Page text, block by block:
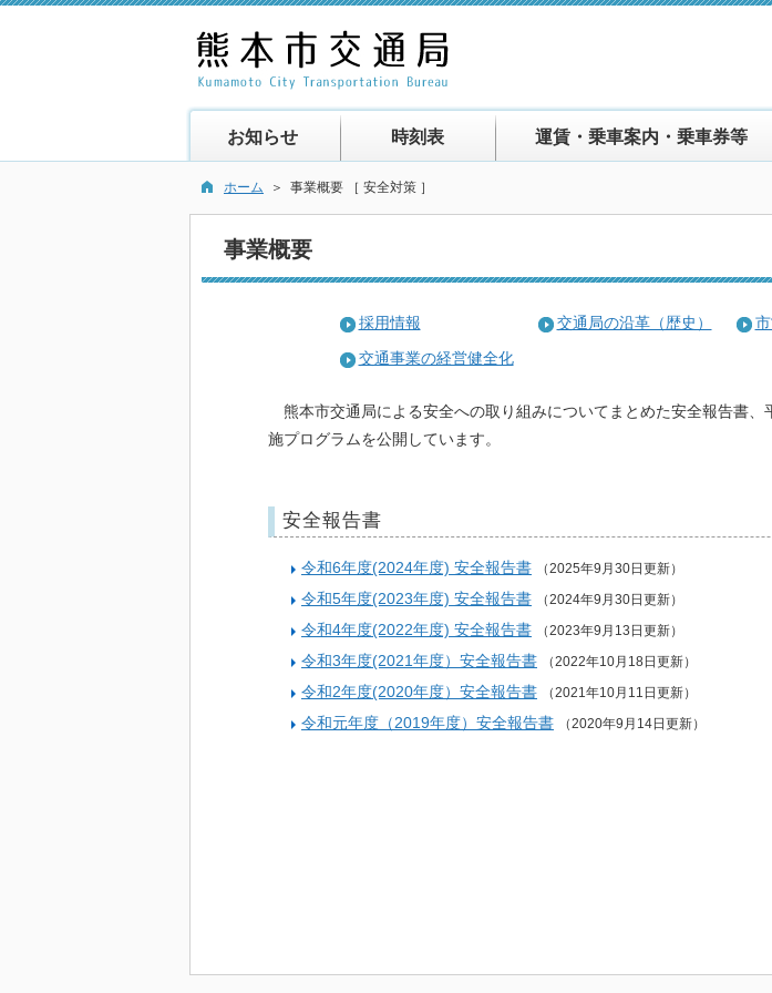
お知らせ 時刻表 運賃・乗車案内・乗車券等
ホーム ＞ 事業概要 ［ 安全対策 ］
事業概要
採用情報 交通局の沿革（歴史）
交通事業の経営健全化
熊本市交通局による安全への取り組みについてまとめた安全報告書
施プログラムを公開しています。
安全報告書
令和6年度(2024年度) 安全報告書 （2025年9月30日更新）
令和5年度(2023年度) 安全報告書 （2024年9月30日更新）
令和4年度(2022年度) 安全報告書 （2023年9月13日更新）
令和3年度(2021年度）安全報告書 （2022年10月18日更新）
令和2年度(2020年度）安全報告書 （2021年10月11日更新）
令和元年度（2019年度）安全報告書 （2020年9月14日更新）